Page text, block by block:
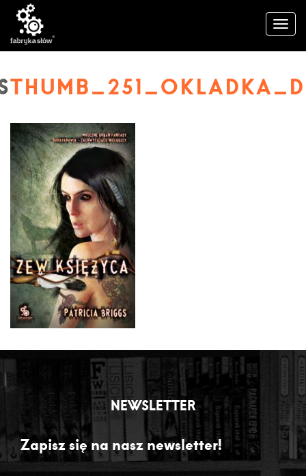
NEWSLETTER
Zapisz się na nasz newsletter!